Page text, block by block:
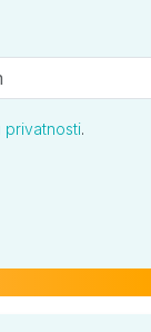
privatnosti.